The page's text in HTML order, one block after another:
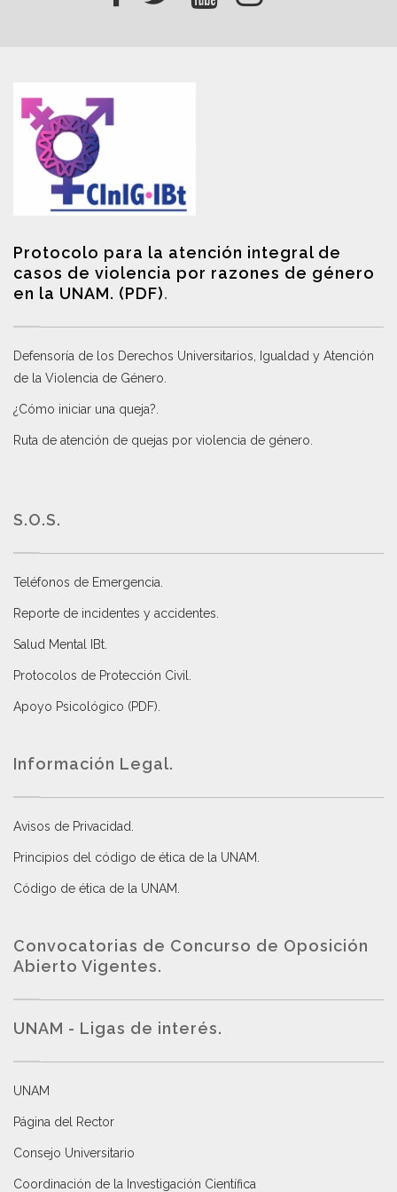
Protocolo para la atención integral de
casos de violencia por razones de género
en la UNAM. (PDF).
Defensoría de los Derechos Universitarios, Igualdad y Atención
de la Violencia de Género
¿Cómo iniciar una queja?
Ruta de atención de quejas por violencia de género
S.O.S.
Teléfonos de Emergencia.
Reporte de incidentes y accidentes
Salud Mental IBt
Protocolos de Protección Civil
Apoyo Psicológico (PDF)
Información Legal.
Avisos de Privacidad
Principios del código de ética de la UNAM
Código de ética de la UNAM
Convocatorias de Concurso de Oposición
Abierto Vigentes.
UNAM - Ligas de interés.
UNAM
Página del Rector
Consejo Universitario
Coordinación de la Investigación Científica